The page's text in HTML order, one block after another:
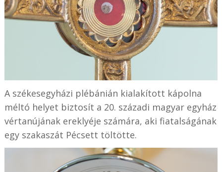
A székesegyházi plébánián kialakított kápolna
méltó helyet biztosít a 20. századi magyar egyház
vértanújának ereklyéje számára, aki fiatalságának
egy szakaszát Pécsett töltötte.